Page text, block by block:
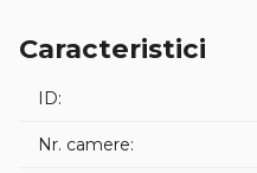
600 mp, această proprietate
confort, intimitate și
Caracteristici
ID:
Nr. camere: